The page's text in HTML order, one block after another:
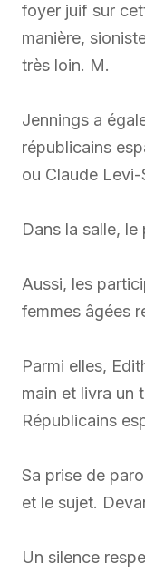
foyer juif sur
manière,
très loin. M.
Jennings a
républicains
ou Claude
Dans la salle,
Aussi, les
femmes âgées
Parmi elles,
main et livra un
Républicains
Sa prise de
et le sujet.
Un silence